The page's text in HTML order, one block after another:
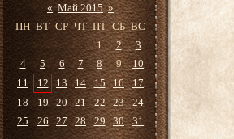
« Май 2015 »
ПН ВТ СР ЧТ ПТ СБ ВС
1
2
3
4
5 6 7 8 9
10
11
12 13 14 15 16
17
18
19 20 21 22 23
24
25
26 27 28 29 30 31